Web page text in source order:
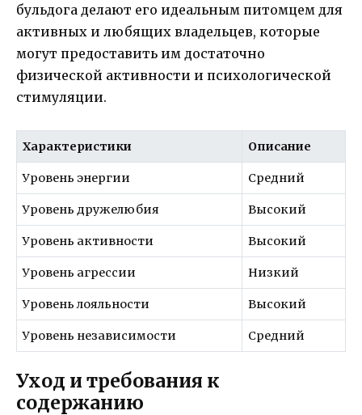
бульдога делают его идеальным питомцем для
активных и любящих владельцев, которые
могут предоставить им достаточно
физической активности и психологической
стимуляции.
Характеристики Описание
Уровень энергии Средний
Уровень дружелюбия Высокий
Уровень активности Высокий
Уровень агрессии Низкий
Уровень лояльности Высокий
Уровень независимости Средний
Уход и требования к
содержанию